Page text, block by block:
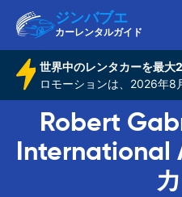
ジンバブエ
カーレンタルガイド
世界中のレンタカーを最大
ロモーションは、2026年8
Robert
International